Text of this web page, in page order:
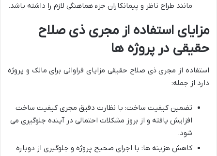
مانند طراح ناظر و پیمانکاران جزء هماهنگی لازم را داشته باشد.
مزایای استفاده از مجری ذی صلاح
حقیقی در پروژه ها
استفاده از مجری ذی صلاح حقیقی مزایای فراوانی برای مالک و پروژه
دارد از جمله:
تضمین کیفیت ساخت: با نظارت دقیق مجری کیفیت ساخت
افزایش یافته و از بروز مشکلات احتمالی در آینده جلوگیری می
شود.
کاهش هزینه ها: با اجرای صحیح پروژه و جلوگیری از دوباره